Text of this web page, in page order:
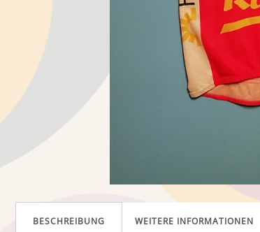
BESCHREIBUNG WEITERE INFORMATIONEN